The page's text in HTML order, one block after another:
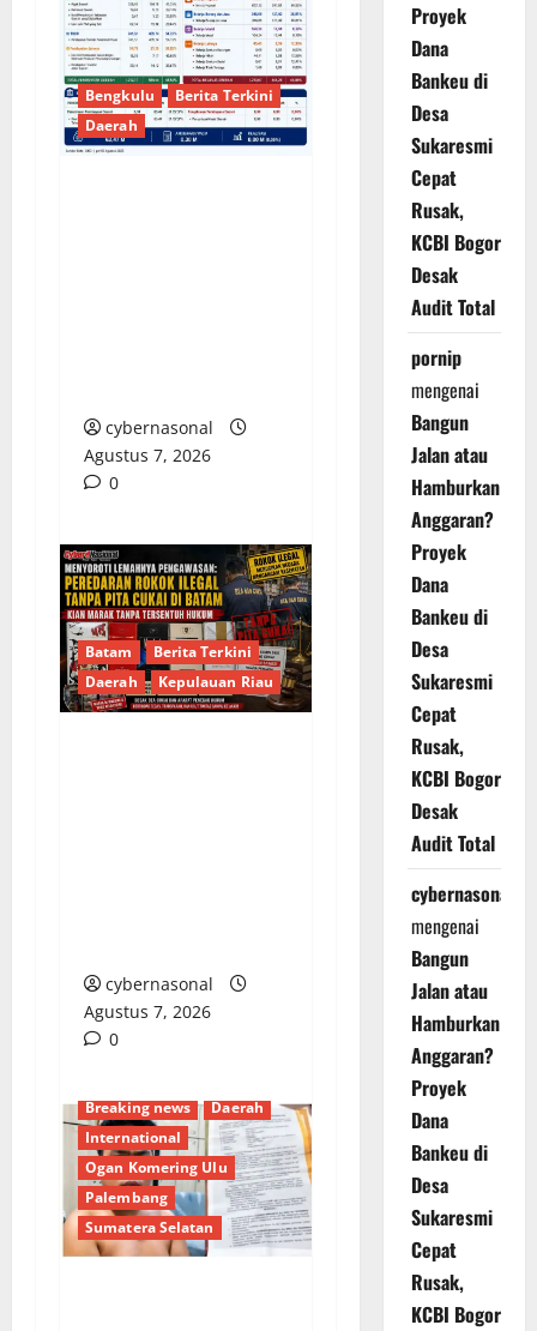
Bengkulu
Berita Terkini
Daerah
cybernasonal
Agustus 7, 2026
0
Batam
Berita Terkini
Daerah
Kepulauan Riau
cybernasonal
Agustus 7, 2026
0
Breaking news
Daerah
International
Ogan Komering Ulu
Palembang
Sumatera Selatan
Proyek
Dana
Bankeu di
Desa
Sukaresmi
Cepat
Rusak,
KCBI Bogor
Desak
Audit Total
pornip
mengenai
Bangun
Jalan atau
Hamburkan
Anggaran?
Proyek
Dana
Bankeu di
Desa
Sukaresmi
Cepat
Rusak,
KCBI Bogor
Desak
Audit Total
cybernasonal
mengenai
Bangun
Jalan atau
Hamburkan
Anggaran?
Proyek
Dana
Bankeu di
Desa
Sukaresmi
Cepat
Rusak,
KCBI Bogor